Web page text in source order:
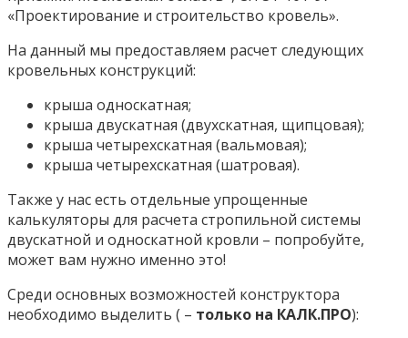
«Проектирование и строительство кровель».
На данный мы предоставляем расчет следующих
кровельных конструкций:
крыша односкатная;
крыша двускатная (двухскатная, щипцовая);
крыша четырехскатная (вальмовая);
крыша четырехскатная (шатровая).
Также у нас есть отдельные упрощенные
калькуляторы для расчета стропильной системы
двускатной и односкатной кровли – попробуйте,
может вам нужно именно это!
Среди основных возможностей конструктора
необходимо выделить ( – только на КАЛК.ПРО):